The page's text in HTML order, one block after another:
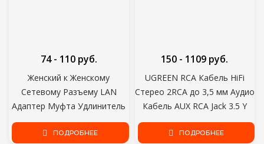
Женский к Женскому
Сетевому Разъему LAN
Адаптер Муфта Удлинитель
RJ45 Ethernet Кабель
Удлинитель Конвертер
74 - 110 руб.
ПОДРОБНЕЕ
UGREEN RCA Кабель HiFi
Стерео 2RCA до 3,5 мм Аудио
Кабель AUX RCA Jack 3.5 Y
Splitter для Усилителей Аудио
Кабель Домашнего
150 - 1109 руб.
ПОДРОБНЕЕ